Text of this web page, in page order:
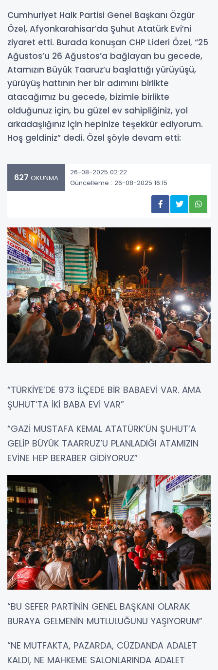
Cumhuriyet Halk Partisi Genel Başkanı Özgür
Özel, Afyonkarahisar’da Şuhut Atatürk Evi’ni
ziyaret etti. Burada konuşan CHP Lideri Özel, “25
Ağustos’u 26 Ağustos’a bağlayan bu gecede,
Atamızın Büyük Taaruz’u başlattığı yürüyüşü,
yürüyüş hattının her bir adımını birlikte
atacağımız bu gecede, bizimle birlikte
olduğunuz için, bu güzel ev sahipliğiniz, yol
arkadaşlığınız için hepinize teşekkür ediyorum.
Hoş geldiniz” dedi. Özel şöyle devam etti:
627 OKUNMA
26-08-2025 02:22
Güncelleme : 26-08-2025 16:15
“TÜRKİYE’DE 973 İLÇEDE BİR BABAEVİ VAR. AMA
ŞUHUT‘TA İKİ BABA EVİ VAR”
“GAZİ MUSTAFA KEMAL ATATÜRK’ÜN ŞUHUT’A
GELİP BÜYÜK TAARRUZ’U PLANLADIĞI ATAMIZIN
EVİNE HEP BERABER GİDİYORUZ”
“BU SEFER PARTİNİN GENEL BAŞKANI OLARAK
BURAYA GELMENİN MUTLULUĞUNU YAŞIYORUM”
“NE MUTFAKTA, PAZARDA, CÜZDANDA ADALET
KALDI, NE MAHKEME SALONLARINDA ADALET